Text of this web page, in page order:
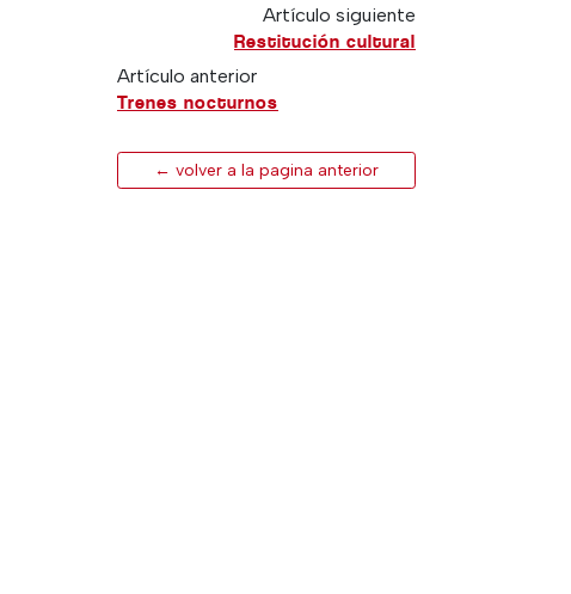
Artículo siguiente
Restitución cultural
Artículo anterior
Trenes nocturnos
← volver a la pagina anterior